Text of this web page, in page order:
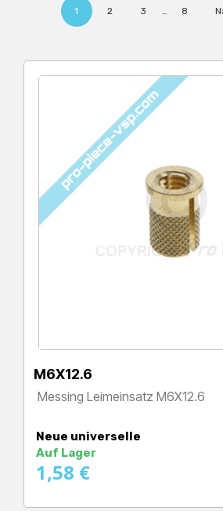
1 2 3 8
M6X12.6
Messing Leimeinsatz M6X12.6
Neue universelle
Auf Lager
1,58 €